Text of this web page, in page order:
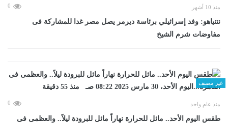
منذ 10 أشهر 0
نتنياهو: وفد إسرائيلي برئاسة ديرمر يصل مصر غدا للمشاركة فى
مفاوضات شرم الشيخ
غير مصنف
منذ عام واحد 0
طقس اليوم الأحد.. مائل للحرارة نهاراً مائل للبرودة ليلاً.. والعظمى فى